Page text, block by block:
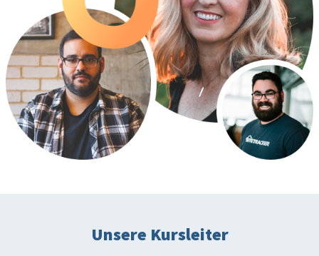
Unsere Kursleiter